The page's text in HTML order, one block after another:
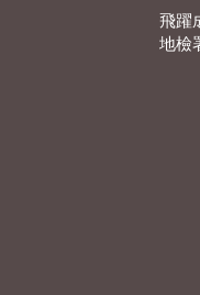
飛躍
地檢